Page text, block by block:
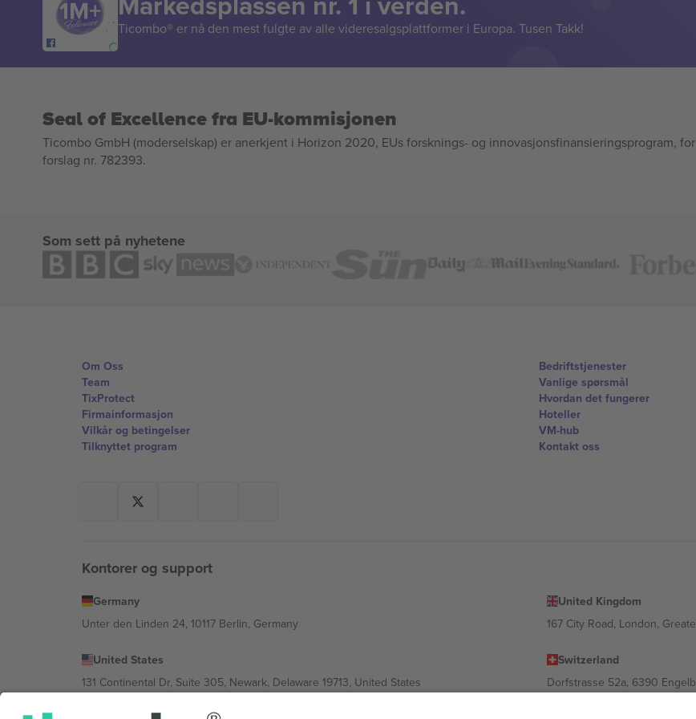
Ticombo® er nå den mest fulgte av alle videresalgsplattformer i Europa. Tusen Takk!
Seal of Excellence fra EU-kommisjonen
Ticombo GmbH (moderselskap) er anerkjent i Horizon 2020, EUs forsknings- og innovasjonsfinansieringsprogram,
forslag nr. 782393.
Som sett på nyhetene
Om Oss
Team
TixProtect
Firmainformasjon
Vilkår og betingelser
Tilknyttet program
Bedriftstjenester
Vanlige spørsmål
Hvordan det fungerer
Hoteller
VM-hub
Kontakt oss
Kontorer og support
Germany
Unter den Linden 24, 10117 Berlin, Germany
United Kingdom
167 City Road, London,
United States
131 Continental Dr, Suite 305, Newark, Delaware 19713, United States
Switzerland
Dorfstrasse 52a, 6390